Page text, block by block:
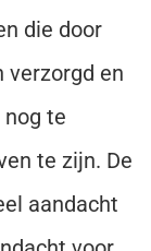
die door
verzorgd en
te
te zijn. De
aandacht